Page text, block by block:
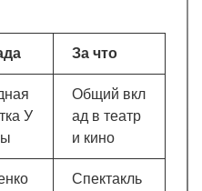
За что
У
Общий вкл
ад в театр
и кино
Спектакль